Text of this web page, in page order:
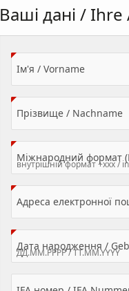
Ваші дані /
Ім'я / Vorname(Value
Прізвище / Nachname
Міжнародний формат
Адреса електронної
Дата народження /